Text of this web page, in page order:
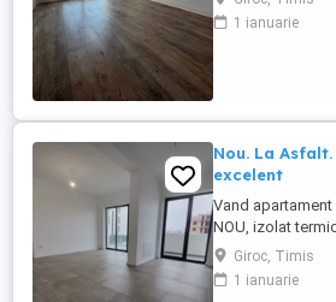
de 55 mp +
termica proprie
1 ianuarie
Nou. La
excelent
Vand
NOU, izolat
terasa 5 mp.
de calitate,
incalzire in
Giroc, Timis
1 ianuarie